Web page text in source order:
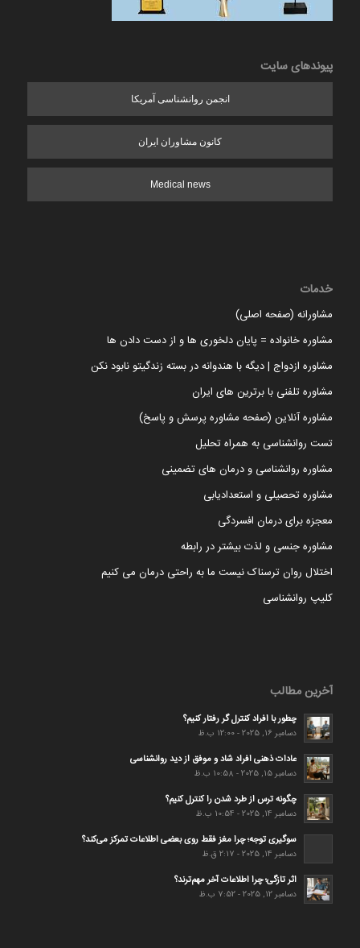
پیوندهای سایت
انجمن روانشناسی آمریکا
کانون مشاوران ایران
Medical news
خدمات
مشاورانه (صفحه اصلی)
مشاوره خانواده = پایان دلخوری ها و از دست دادن ها
مشاوره ازدواج | دیگه با هندوانه در بسته زندگیتو نابود نکن
مشاوره تلفنی با برترین های ایران
مشاوره آنلاین (صفحه مشاوره پرسش و پاسخ)
تست روانشناسی به همراه تحلیل
مشاوره روانشناسی و درمان های تضمینی
مشاوره تحصیلی و استعدادیابی
معجزه برای درمان افسردگی
مشاوره جنسی و لذت بیشتر در رابطه
اختلال روان ترسناک نیست ما به راحتی درمان می کنیم
کلیپ روانشناسی
آخرین مطالب
چطور با افراد کنترل گر رفتار کنیم؟
دسامبر 16, 2025 - 12:00 ب.ظ
عادات ذهنی افراد شاد و موفق از دید روانشناسی
دسامبر 15, 2025 - 10:58 ب.ظ
چگونه ترس از طرد شدن را کنترل کنیم؟
دسامبر 14, 2025 - 10:54 ب.ظ
سوگیری توجه؛ چرا مغز فقط روی بعضی اطلاعات تمرکز می‌کند؟
دسامبر 14, 2025 - 2:17 ق.ظ
اثر تازگی؛ چرا اطلاعات آخر مهم‌ترند؟
دسامبر 12, 2025 - 7:52 ب.ظ